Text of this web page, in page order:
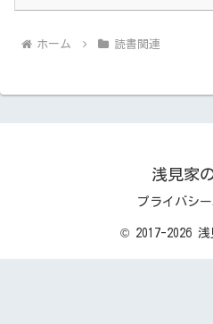
ホーム 読書関連
浅見家
プライバシ
© 2017-2026 浅